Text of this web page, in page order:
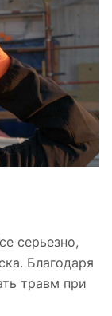
серьезно,
Благодаря
травм при